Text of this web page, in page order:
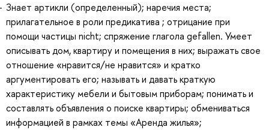
Знает артикли (определенный); наречия места;
прилагательное в роли предикатива ; отрицание при
помощи частицы nicht; спряжение глагола gefallen. Умеет
описывать дом, квартиру и помещения в них; выражать свое
отношение «нравится/не нравится» и кратко
аргументировать его; называть и давать краткую
характеристику мебели и бытовым приборам; понимать и
составлять объявления о поиске квартиры; обмениваться
информацией в рамках темы «Аренда жилья»;